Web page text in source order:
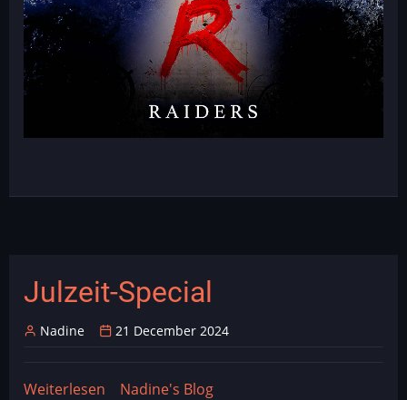
Julzeit-Special
Nadine 21 December 2024
Weiterlesen über
Nadine's Blog